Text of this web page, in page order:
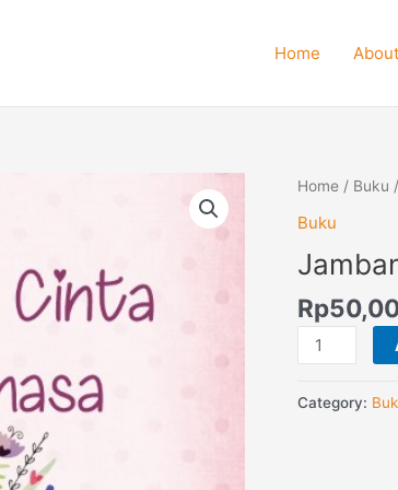
Home About
Home / Buku
Buku
Rp
Jambangan
Bangsa
Category: